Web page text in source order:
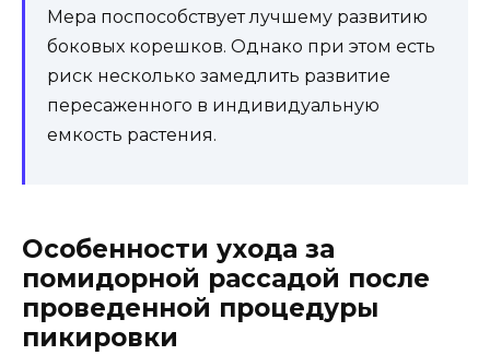
Мера поспособствует лучшему развитию
боковых корешков. Однако при этом есть
риск несколько замедлить развитие
пересаженного в индивидуальную
емкость растения.
Особенности ухода за
помидорной рассадой после
проведенной процедуры
пикировки